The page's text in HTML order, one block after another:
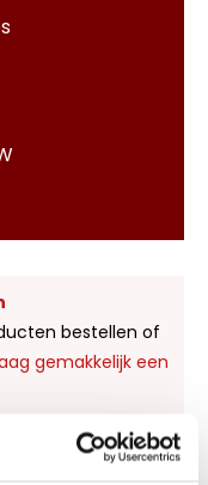
bestellen of
gemakkelijk een